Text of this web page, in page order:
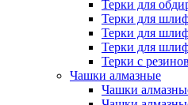
Терки для
Терки для
Терки для
Терки для
Терки с
Чашки алмазные
Чашки